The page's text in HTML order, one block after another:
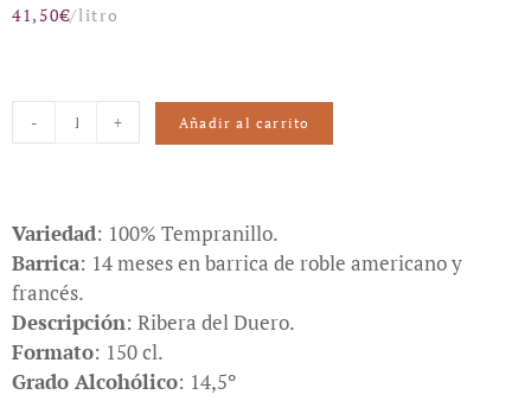
41,50€/litro
- + Añadir al carrito
Variedad: 100% Tempranillo.
Barrica: 14 meses en barrica de roble americano y
francés.
Descripción: Ribera del Duero.
Formato: 150 cl.
Grado Alcohólico: 14,5º